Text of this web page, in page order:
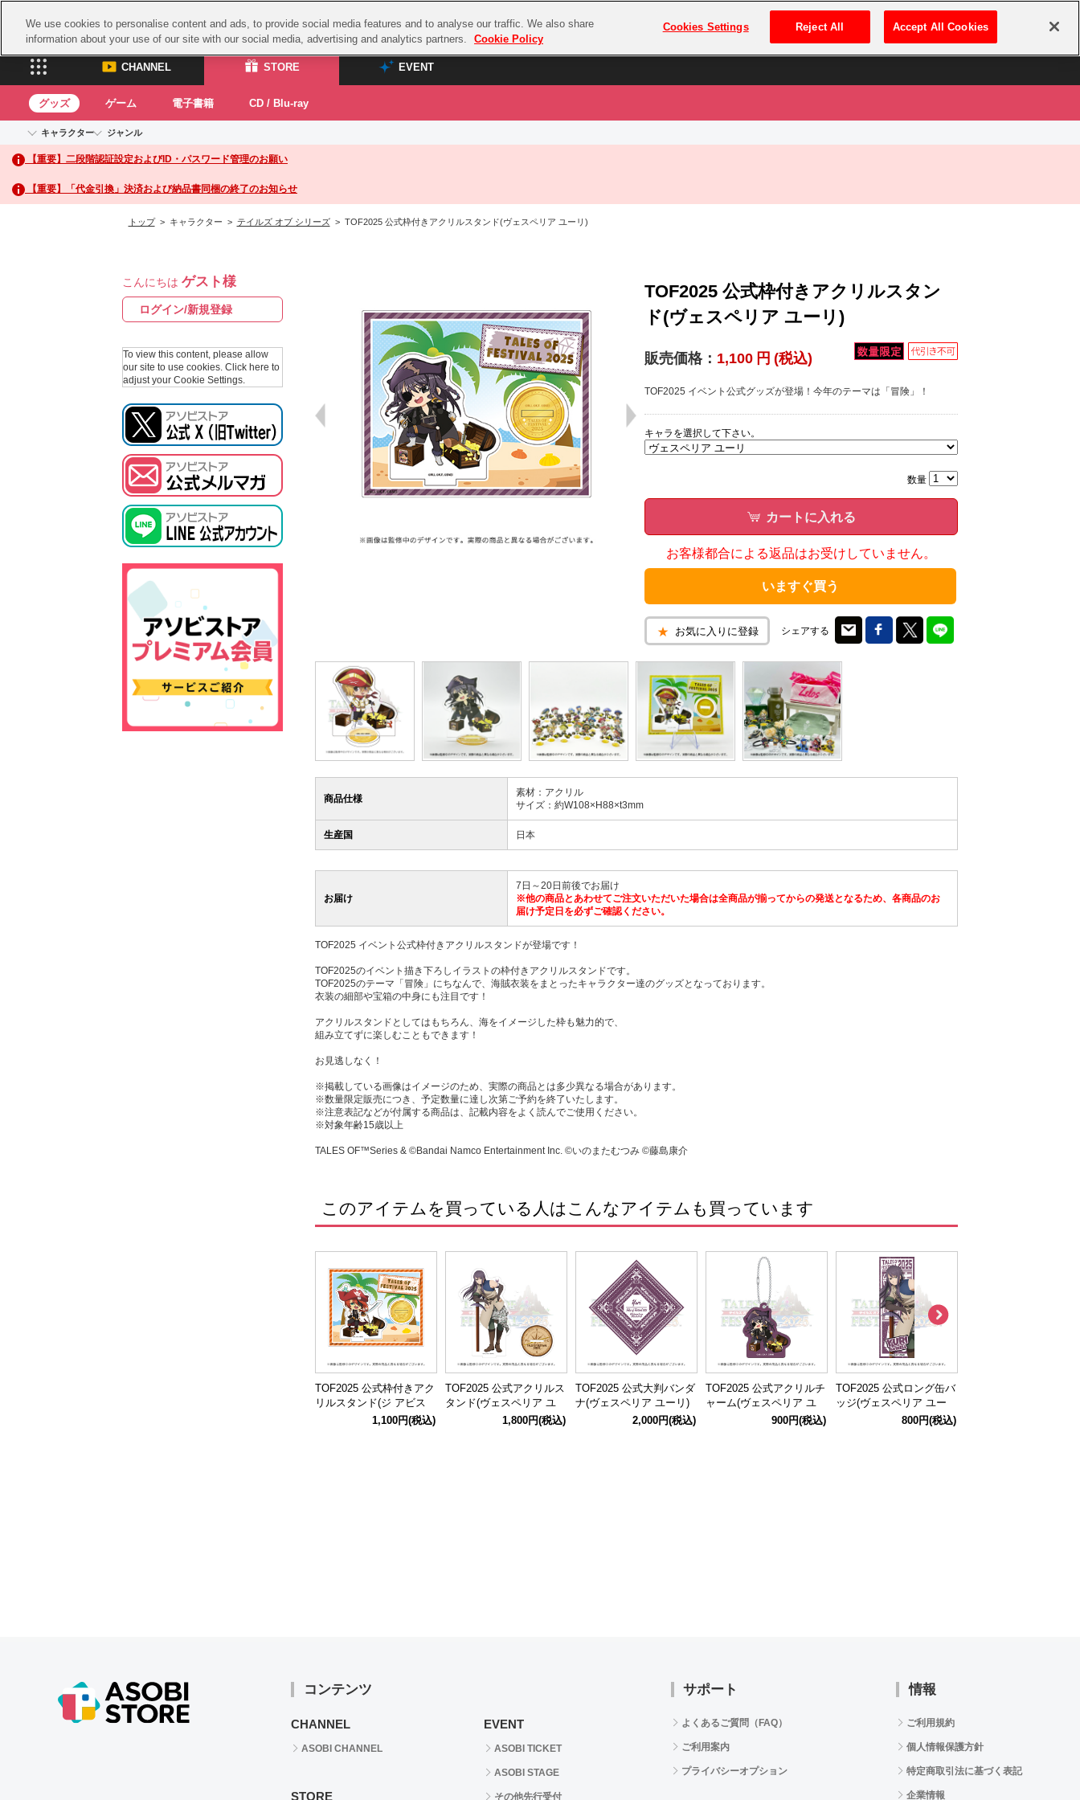
プレミアム会員とは ログイン・新規登録
CHANNEL STORE EVENT
CHANNEL
ASOBI CHANNEL TOP
STORE
ASOBI STORE TOP
グッズ
EVENT
ASOBI STAGE
グッズ ゲーム 電子書籍 CD / Blu-ray
キャラクター
アイドルマスターシリーズ
アイドルマスター
アイドルマスター シンデレラガールズ
アイドルマスター ミリオンライブ！
プロジェクトアイマス ヴイアライヴ
テイルズ オブ シリーズ
ドラゴンボール
ラブライブ！サンシャイン‼
ラブライブ！虹ヶ咲学園スクールアイドル同好会
ジャンル
イベントグッズ
トイ・ホビー
【重要】二段階認証設定およびID・パスワード管理のお願い
【重要】「代金引換」決済および納品書同梱の終了のお知らせ
トップ> キャラクター > テイルズ オブ シリーズ> TOF2025 公式枠付きアクリルスタンド(ヴェスペリア ユーリ)
こんにちは ゲスト様
ログイン/新規登録
To view this content, please allow
our site to use cookies. Click here to
adjust your Cookie Settings.
TOF2025 公式枠付きアクリルスタン
ド(ヴェスペリア ユーリ)
販売価格： 1,100 円 (税込)
TOF2025 イベント公式グッズが登場！今年のテーマは「冒険」！
キャラを選択して下さい。
数量
カートに入れる
お客様都合による返品はお受けしていません。
いますぐ買う
お気に入りに登録 シェアする
商品仕様
素材：アクリル
サイズ：約W108×H88×t3mm
生産国 日本
お届け
7日～20日前後でお届け
※他の商品とあわせてご注文いただいた場合は全商品が揃ってからの発送となるため、各商品のお
届け予定日を必ずご確認ください。
TOF2025 イベント公式枠付きアクリルスタンドが登場です！
TOF2025のイベント描き下ろしイラストの枠付きアクリルスタンドです。
TOF2025のテーマ「冒険」にちなんで、海賊衣装をまとったキャラクター達のグッズとなっております。
衣装の細部や宝箱の中身にも注目です！
アクリルスタンドとしてはもちろん、海をイメージした枠も魅力的で、
組み立てずに楽しむこともできます！
お見逃しなく！
※掲載している画像はイメージのため、実際の商品とは多少異なる場合があります。
※数量限定販売につき、予定数量に達し次第ご予約を終了いたします。
※注意表記などが付属する商品は、記載内容をよく読んでご使用ください。
※対象年齢15歳以上
TALES OF™Series & ©Bandai Namco Entertainment Inc. ©いのまたむつみ ©藤島康介
このアイテムを買っている人はこんなアイテムも買っています
TOF2025 公式枠付きアク
リルスタンド(ジ アビス
1,100円(税込)
TOF2025 公式アクリルス
タンド(ヴェスペリア ユ
1,800円(税込)
TOF2025 公式大判バンダ
ナ(ヴェスペリア ユーリ)
2,000円(税込)
TOF2025 公式アクリルチ
ャーム(ヴェスペリア ユ
900円(税込)
TOF2025 公式ロング缶バ
ッジ(ヴェスペリア ユー
800円(税込)
コンテンツ
CHANNEL
ASOBI CHANNEL
STORE
EVENT
ASOBI TICKET
ASOBI STAGE
その他先行受付
サポート
よくあるご質問（FAQ）
ご利用案内
プライバシーオプション
情報
ご利用規約
個人情報保護方針
特定商取引法に基づく表記
企業情報
We use cookies to personalise content and ads, to provide social media features and to analyse our traffic. We also share
information about your use of our site with our social media, advertising and analytics partners.
Cookie Policy
Cookies Settings Reject All Accept All Cookies